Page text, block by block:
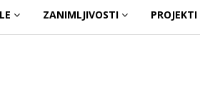
ZANIMLJIVOSTI PROJEKTI